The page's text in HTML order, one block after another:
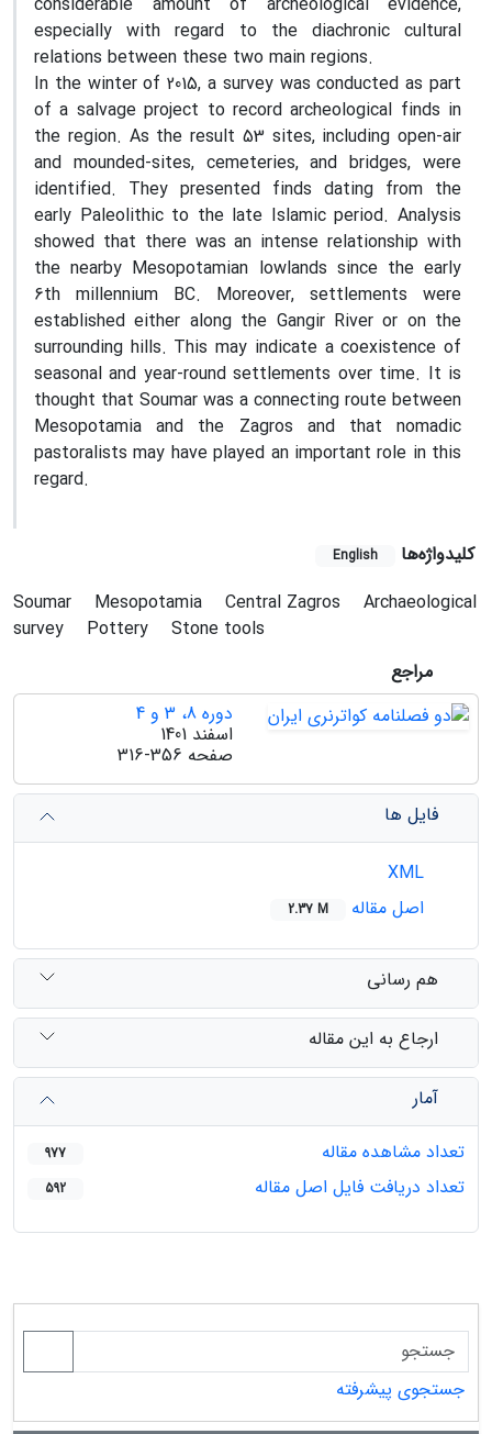
especially with regard to the diachronic cultural
relations between these two main regions.
In the winter of 2015, a survey was conducted as part
of a salvage project to record archeological finds in
the region. As the result 53 sites, including open-air
and mounded-sites, cemeteries, and bridges, were
identified. They presented finds dating from the
early Paleolithic to the late Islamic period. Analysis
showed that there was an intense relationship with
the nearby Mesopotamian lowlands since the early
6th millennium BC. Moreover, settlements were
established either along the Gangir River or on the
surrounding hills. This may indicate a coexistence of
seasonal and year-round settlements over time. It is
thought that Soumar was a connecting route between
Mesopotamia and the Zagros and that nomadic
pastoralists may have played an important role in this
regard.
کلیدواژه‌ها English
Soumar Mesopotamia Central Zagros
Archaeological
survey
Pottery
Stone tools
مراجع
دوره 8، 3 و 4
اسفند 1401
صفحه 316-356
فایل ها
اصل مقاله
2.37 M
هم رسانی
ارجاع به این مقاله
آمار
تعداد مشاهده مقاله
977
تعداد دریافت فایل اصل مقاله 592
جستجوی پیشرفته